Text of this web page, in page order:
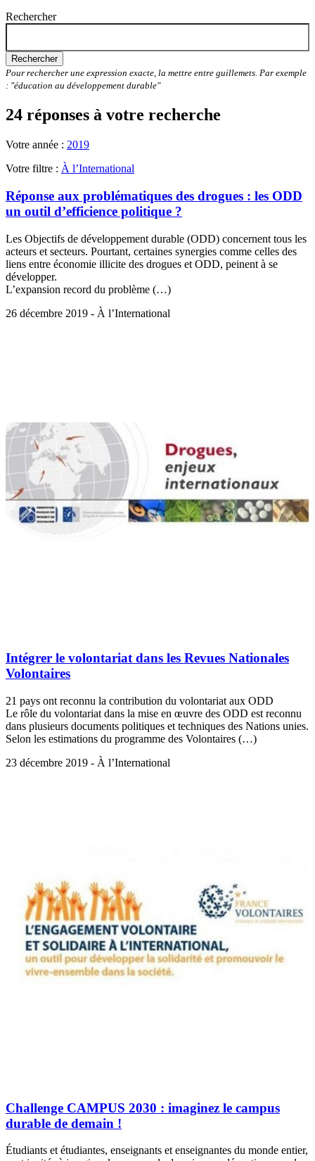
Rechercher
Rechercher
Pour rechercher une expression exacte, la mettre entre guillemets. Par exemple
: "éducation au développement durable"
24 réponses à votre recherche
Votre année : 2019
Votre filtre : À l’International
Réponse aux problématiques des drogues : les ODD
un outil d’efficience politique ?
Les Objectifs de développement durable (ODD) concernent tous les
acteurs et secteurs. Pourtant, certaines synergies comme celles des
liens entre économie illicite des drogues et ODD, peinent à se
développer.
L’expansion record du problème (…)
26 décembre 2019 - À l’International
Intégrer le volontariat dans les Revues Nationales
Volontaires
21 pays ont reconnu la contribution du volontariat aux ODD
Le rôle du volontariat dans la mise en œuvre des ODD est reconnu
dans plusieurs documents politiques et techniques des Nations unies.
Selon les estimations du programme des Volontaires (…)
23 décembre 2019 - À l’International
Challenge CAMPUS 2030 : imaginez le campus
durable de demain !
Étudiants et étudiantes, enseignants et enseignantes du monde entier,